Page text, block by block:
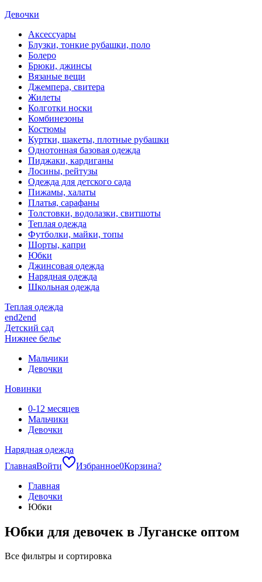
Девочки
Аксессуары
Блузки, тонкие рубашки, поло
Болеро
Брюки, джинсы
Вязаные вещи
Джемпера, свитера
Жилеты
Колготки носки
Комбинезоны
Костюмы
Куртки, шакеты, плотные рубашки
Однотонная базовая одежда
Пиджаки, кардиганы
Лосины, рейтузы
Одежда для детского сада
Пижамы, халаты
Платья, сарафаны
Толстовки, водолазки, свитшоты
Теплая одежда
Футболки, майки, топы
Шорты, капри
Юбки
Джинсовая одежда
Нарядная одежда
Школьная одежда
Теплая одежда
end2end
Детский сад
Нижнее белье
Мальчики
Девочки
Новинки
0-12 месяцев
Мальчики
Девочки
Нарядная одежда
ГлавнаяВойти Избранное0Корзина?
Главная
Девочки
Юбки
Юбки для девочек в Луганске оптом
Все фильтры и сортировка